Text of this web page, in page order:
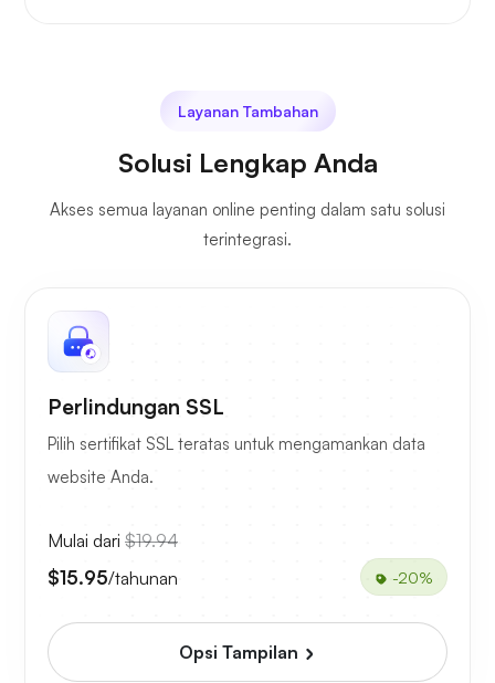
Layanan Tambahan
Solusi Lengkap Anda
Akses semua layanan online penting dalam satu solusi
terintegrasi.
Perlindungan SSL
Pilih sertifikat SSL teratas untuk mengamankan data
website Anda.
Mulai dari $19.94
$15.95/tahunan -20%
Opsi Tampilan